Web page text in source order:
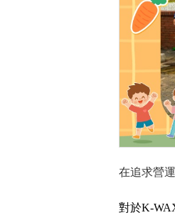
在追求營
對於K-